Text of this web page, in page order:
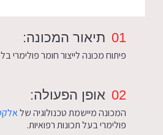
01 תיאור המכונה:
פיתוח מכונה לייצור חומר פולימרי
02 אופן הפעולה:
המכונה מיישמת טכנולוגיה של
פולימרי בעל תכונות רפואיות.